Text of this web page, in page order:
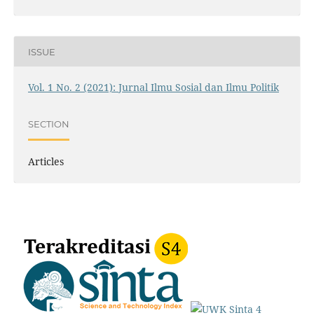
ISSUE
Vol. 1 No. 2 (2021): Jurnal Ilmu Sosial dan Ilmu Politik
SECTION
Articles